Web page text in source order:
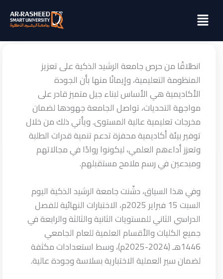
Menu
انطلاقًا من حرص جامعة الرشيد الذكية على تعزيز
المنظومة التعليمية، وإيمانًا منها بأن الجودة
الأكاديمية هي الأساس لبناء جيل متميز قادر على
مواجهة التحديات، تواصل الجامعة جهودها لضمان
مخرجات تعليمية عالية المستوى. ويأتي ذلك من خلال
توفير بيئة أكاديمية محفزة تدعم تنمية قدرات الطلبة
وتعزز أداءهم العلمي، ليكونوا روادًا في مجالاتهم
ومبدعين في رسم ملامح مستقبلهم.
وفي هذا السياق، دشّنت جامعة الرشيد الذكية اليوم
السبت 15 فبراير 2025م، الاختبارات النهائية للفصل
الدراسي الثاني للمستويات الثانية والثالثة والرابعة في
جميع الكليات والأقسام العلمية للعام الجامعي
1446هـ (2024-2025م)، وسط استعدادات مكثفة
لضمان سير العملية الاختبارية بسلاسة وجودة عالية.